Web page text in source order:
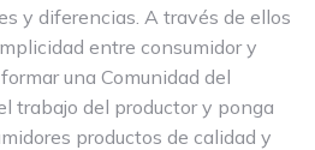
y diferencias. A través de ellos
entre consumidor y
una Comunidad del
trabajo del productor y ponga
productos de calidad y